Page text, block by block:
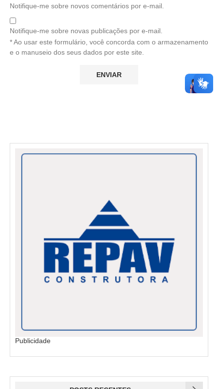
Notifique-me sobre novos comentários por e-mail.
Notifique-me sobre novas publicações por e-mail.
* Ao usar este formulário, você concorda com o armazenamento
e o manuseio dos seus dados por este site.
Publicidade